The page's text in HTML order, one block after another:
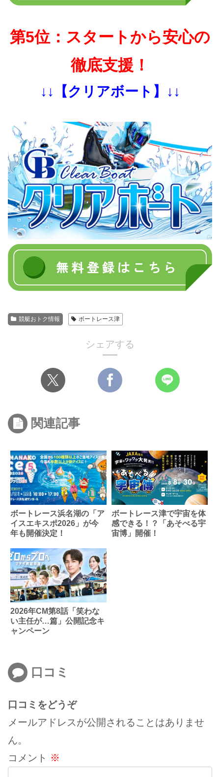
第5位：スタートから安心の
徹底支援！
↓↓【クリアボート】↓↓
競艇おトク情報 ボートレース津
シェアする
関連記事
ボートレース浜名湖の「ア
イスエキスポ2026」が今
年も開催決定！
ボートレース津で宇宙を体
感できる！？「あそべる宇
宙博」開催！
2026年CM第8話「笑わな
い主任が…篇」公開記念キ
ャンペーン
口コミ
口コミをどうぞ
メールアドレスが公開されることはありませ
ん。
コメント ※